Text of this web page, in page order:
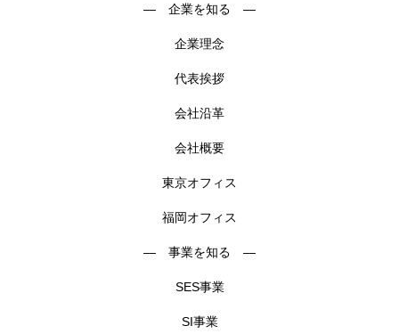
― 企業を知る ―
企業理念
代表挨拶
会社沿革
会社概要
東京オフィス
福岡オフィス
― 事業を知る ―
SES事業
SI事業